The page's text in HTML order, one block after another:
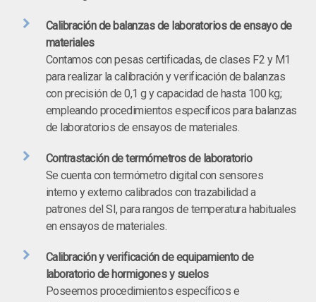
Calibración de balanzas de laboratorios de ensayo de
materiales
Contamos con pesas certificadas, de clases F2 y M1
para realizar la calibración y verificación de balanzas
con precisión de 0,1 g y capacidad de hasta 100 kg;
empleando procedimientos específicos para balanzas
de laboratorios de ensayos de materiales.
Contrastación de termómetros de laboratorio
Se cuenta con termómetro digital con sensores
interno y externo calibrados con trazabilidad a
patrones del SI, para rangos de temperatura habituales
en ensayos de materiales.
Calibración y verificación de equipamiento de
laboratorio de hormigones y suelos
Poseemos procedimientos específicos e